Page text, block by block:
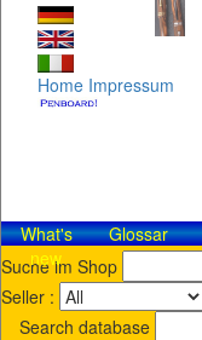
Home Impressum
What's
new
Glossar
Suche im Shop
Seller :
Search database